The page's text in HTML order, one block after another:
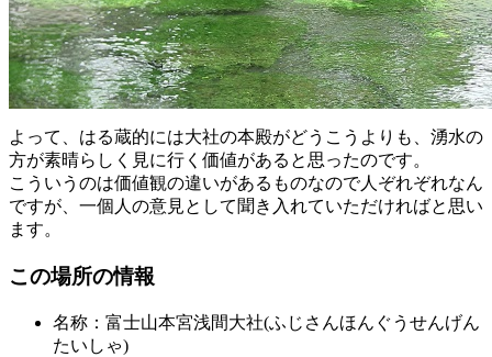
よって、はる蔵的には大社の本殿がどうこうよりも、湧水の
方が素晴らしく見に行く価値があると思ったのです。
こういうのは価値観の違いがあるものなので人ぞれぞれなん
ですが、一個人の意見として聞き入れていただければと思い
ます。
この場所の情報
名称：富士山本宮浅間大社(ふじさんほんぐうせんげん
たいしゃ)